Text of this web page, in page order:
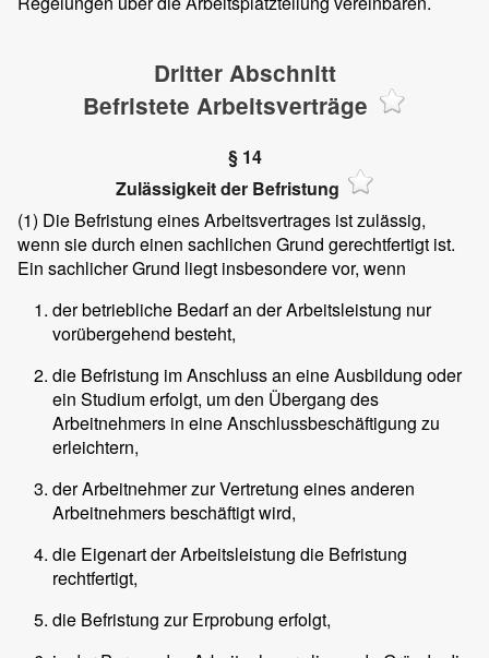
Dritter Abschnitt
Befristete Arbeitsverträge
§ 14
Zulässigkeit der Befristung
(1) Die Befristung eines Arbeitsvertrages ist zulässig,
wenn sie durch einen sachlichen Grund gerechtfertigt ist.
Ein sachlicher Grund liegt insbesondere vor, wenn
der betriebliche Bedarf an der Arbeitsleistung nur
vorübergehend besteht,
die Befristung im Anschluss an eine Ausbildung oder
ein Studium erfolgt, um den Übergang des
Arbeitnehmers in eine Anschlussbeschäftigung zu
erleichtern,
der Arbeitnehmer zur Vertretung eines anderen
Arbeitnehmers beschäftigt wird,
die Eigenart der Arbeitsleistung die Befristung
rechtfertigt,
die Befristung zur Erprobung erfolgt,